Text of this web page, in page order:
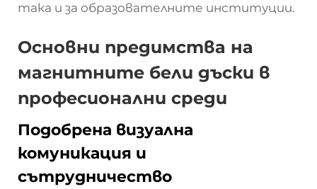
така и за образователните институции.
Основни предимства на
магнитните бели дъски в
професионални среди
Подобрена визуална
комуникация и
сътрудничество